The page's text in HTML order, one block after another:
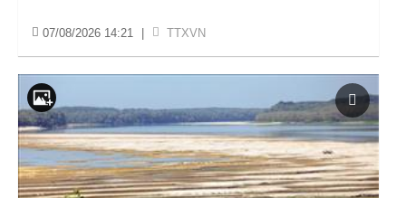
07/08/2026 14:21 TTXVN